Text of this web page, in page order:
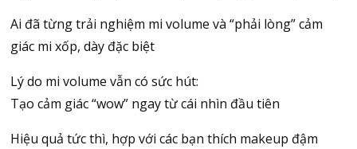
Ai đã từng trải nghiệm mi volume và “phải lòng” cảm
giác mi xốp, dày đặc biệt
Lý do mi volume vẫn có sức hút:
Tạo cảm giác “wow” ngay từ cái nhìn đầu tiên
Hiệu quả tức thì, hợp với các bạn thích makeup đậm